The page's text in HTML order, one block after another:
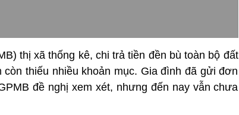
thị xã thống kê, chi trả tiền đền bù toàn bộ đất
thiếu nhiều khoản mục. Gia đình đã gửi đơn
đề nghị xem xét, nhưng đến nay vẫn chưa